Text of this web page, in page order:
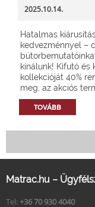
2025.10.14.
Hatalmas
kedvezménnyel –
kínálunk! Kifutó
kollekcióját 40%
meg, az akciós
TOVÁBB
Matrac.hu –
Tel: +36 70 930 4040